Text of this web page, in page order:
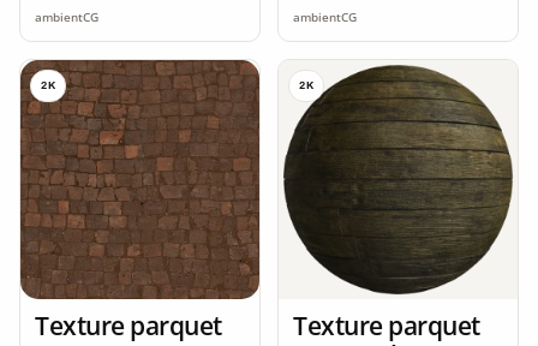
ambientCG ambientCG
2K
Texture parquet
2K
Texture parquet